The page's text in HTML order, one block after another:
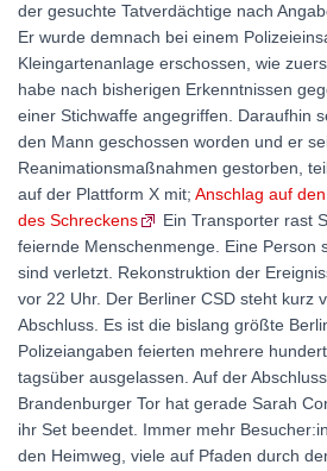
der gesuchte Tatverdächtige nach
Er wurde demnach bei einem
Kleingartenanlage erschossen, wie
habe nach bisherigen Erkenntnissen
einer Stichwaffe angegriffen. Daraufhin
den Mann geschossen worden und er
Reanimationsmaßnahmen gestorben,
auf der Plattform X mit; Anschlag auf
des Schreckens
Ein Transporter rast
feiernde Menschenmenge. Eine Person
sind verletzt. Rekonstruktion der
vor 22 Uhr. Der Berliner CSD steht kurz
Abschluss. Es ist die bislang größte
Polizeiangaben feierten mehrere
tagsüber ausgelassen. Auf der
Brandenburger Tor hat gerade Sarah
ihr Set beendet. Immer mehr
den Heimweg, viele auf Pfaden durch